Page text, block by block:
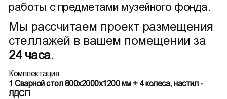
работы с предметами музейного фонда.
Мы рассчитаем проект размещения
стеллажей в вашем помещении за
24 часа.
Комплектация:
1 Сварной стол 800х2000х1200 мм + 4 колеса, настил -
ЛДСП